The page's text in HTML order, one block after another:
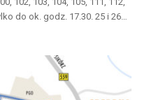
do ok. godz. 17.30. 25 i 26…